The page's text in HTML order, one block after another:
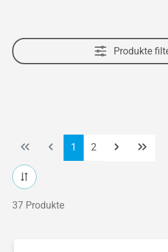
Produkte
Seite
1 Seite
2
37 Produkte